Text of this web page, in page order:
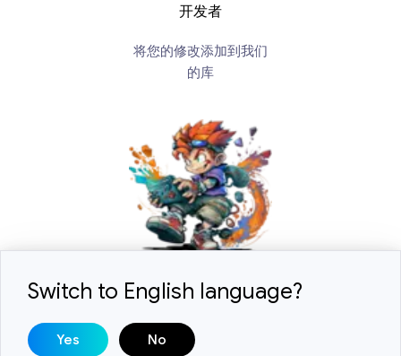
开发者
将您的修改添加到我们
的库
2018-2026 © ExLoader. 保留所有权利。设计和开发由
SwiftSoft LLC.
DMCA / 版权咨询:
Switch to English language?
Yes No